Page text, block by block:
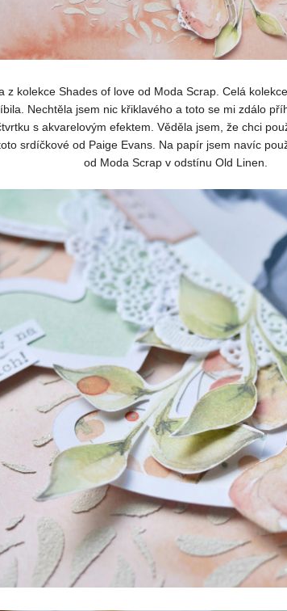
z kolekce Shades of love od Moda Scrap. Celá
Nechtěla jsem nic křiklavého a toto se mi zdálo
s akvarelovým efektem. Věděla jsem, že chci
srdíčkové od Paige Evans. Na papír jsem navíc
od Moda Scrap v odstínu Old Linen.